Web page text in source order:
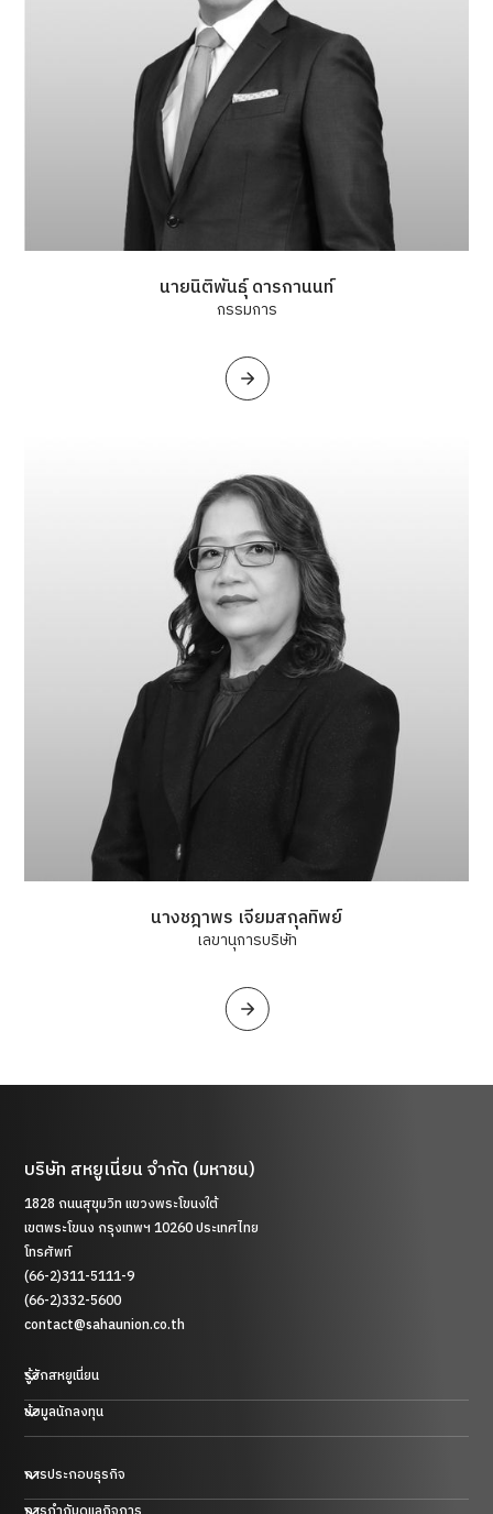
นายนิติพันธุ์ ดารกานนท์
กรรมการ
นางชฎาพร เจียมสกุลทิพย์
เลขานุการบริษัท
บริษัท สหยูเนี่ยน จำกัด (มหาชน)
1828 ถนนสุขุมวิท แขวงพระโขนงใต้
เขตพระโขนง กรุงเทพฯ 10260 ประเทศไทย
โทรศัพท์
(66-2)311-5111-9
(66-2)332-5600
contact@sahaunion.co.th
รู้จักสหยูเนี่ยน
ข้อมูลนักลงทุน
การประกอบธุรกิจ
ธุรกิจพลาสติก ยาง และโลหะ